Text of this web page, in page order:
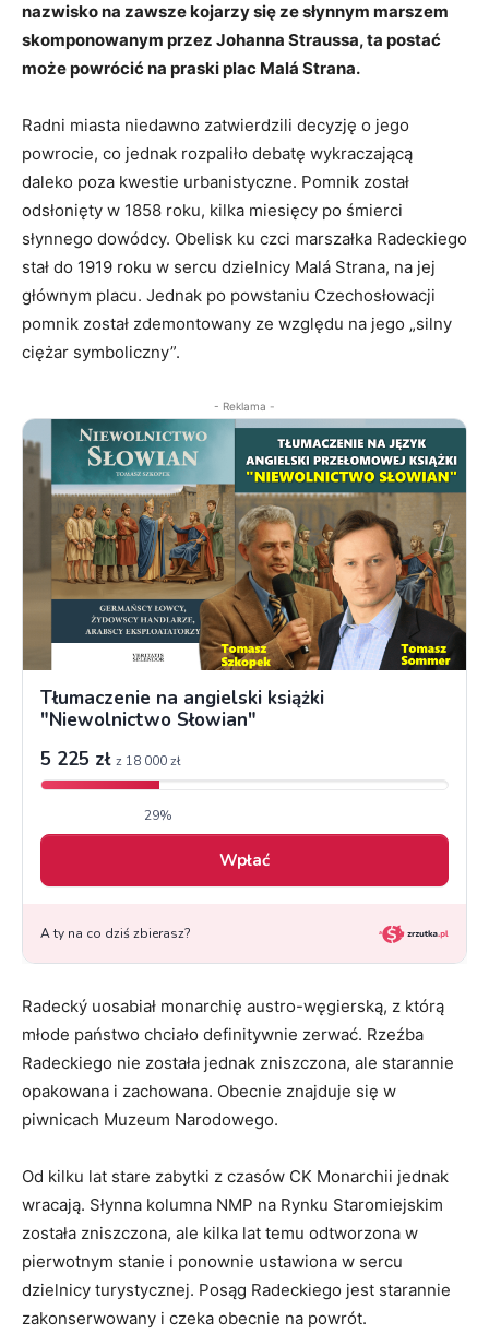
nazwisko na zawsze kojarzy się ze słynnym marszem
skomponowanym przez Johanna Straussa, ta postać
może powrócić na praski plac Malá Strana.
Radni miasta niedawno zatwierdzili decyzję o jego
powrocie, co jednak rozpaliło debatę wykraczającą
daleko poza kwestie urbanistyczne. Pomnik został
odsłonięty w 1858 roku, kilka miesięcy po śmierci
słynnego dowódcy. Obelisk ku czci marszałka Radeckiego
stał do 1919 roku w sercu dzielnicy Malá Strana, na jej
głównym placu. Jednak po powstaniu Czechosłowacji
pomnik został zdemontowany ze względu na jego „silny
ciężar symboliczny”.
- Reklama -
Radecký uosabiał monarchię austro-węgierską, z którą
młode państwo chciało definitywnie zerwać. Rzeźba
Radeckiego nie została jednak zniszczona, ale starannie
opakowana i zachowana. Obecnie znajduje się w
piwnicach Muzeum Narodowego.
Od kilku lat stare zabytki z czasów CK Monarchii jednak
wracają. Słynna kolumna NMP na Rynku Staromiejskim
została zniszczona, ale kilka lat temu odtworzona w
pierwotnym stanie i ponownie ustawiona w sercu
dzielnicy turystycznej. Posąg Radeckiego jest starannie
zakonserwowany i czeka obecnie na powrót.